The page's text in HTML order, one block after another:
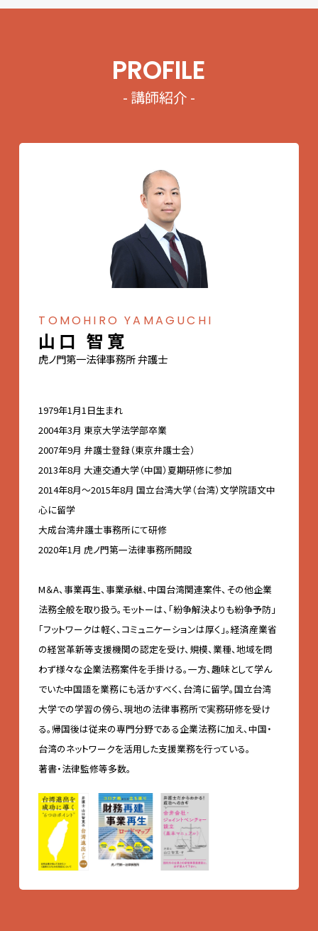
PROFILE
- 講師紹介 -
TOMOHIRO YAMAGUCHI
山口 智寛
虎ノ門第一法律事務所 弁護士
1979年1月1日生まれ
2004年3月 東京大学法学部卒業
2007年9月 弁護士登録（東京弁護士会）
2013年8月 大連交通大学（中国）夏期研修に参加
2014年8月～2015年8月 国立台湾大学（台湾）文学院語文中
心に留学
大成台湾弁護士事務所にて研修
2020年1月 虎ノ門第一法律事務所開設
M＆A、事業再生、事業承継、中国台湾関連案件、その他企業
法務全般を取り扱う。モットーは、「紛争解決よりも紛争予防」
「フットワークは軽く、コミュニケーションは厚く」。経済産業省
の経営革新等支援機関の認定を受け、規模、業種、地域を問
わず様々な企業法務案件を手掛ける。一方、趣味として学ん
でいた中国語を業務にも活かすべく、台湾に留学。国立台湾
大学での学習の傍ら、現地の法律事務所で実務研修を受け
る。帰国後は従来の専門分野である企業法務に加え、中国・
台湾のネットワークを活用した支援業務を行っている。
著書・法律監修等多数。